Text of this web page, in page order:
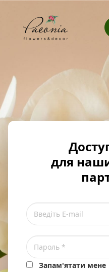
для
Запам'ятати мене